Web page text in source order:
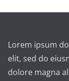
Lorem ipsum
elit, sed do
dolore magna